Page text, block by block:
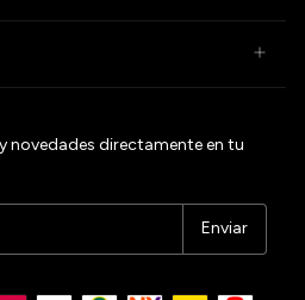
novedades directamente en tu